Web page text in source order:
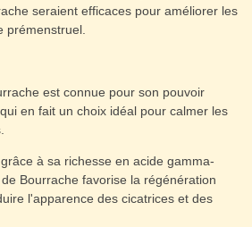
seraient efficaces pour améliorer les
prémenstruel.
est connue pour son pouvoir
en fait un choix idéal pour calmer les
à sa richesse en acide gamma-
Bourrache favorise la régénération
l'apparence des cicatrices et des